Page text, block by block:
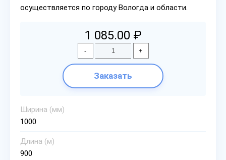
осуществляется по городу Вологда и области.
1 085.00 ₽
- +
Заказать
Ширина (мм)
1000
Длина (м)
900